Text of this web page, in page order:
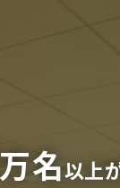
万名以上